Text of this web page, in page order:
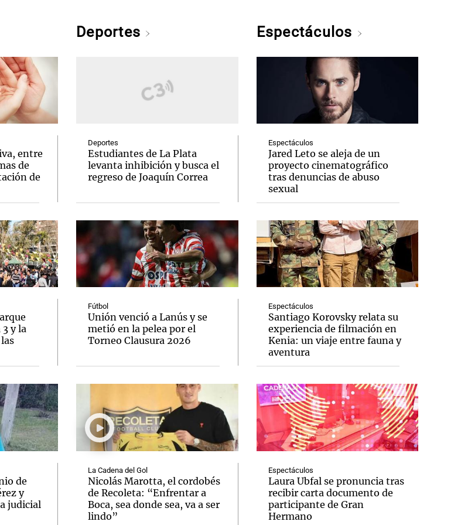
entre
de
de
y la
de
y
judicial
Deportes
Deportes
Estudiantes de La Plata
levanta inhibición y busca el
regreso de Joaquín Correa
Fútbol
Unión venció a Lanús y se
metió en la pelea por el
Torneo Clausura 2026
La Cadena del Gol
Nicolás Marotta, el cordobés
de Recoleta: “Enfrentar a
Boca, sea donde sea, va a ser
lindo”
Espectáculos
Espectáculos
Jared Leto se aleja de un
proyecto cinematográfico
tras denuncias de abuso
sexual
Espectáculos
Santiago Korovsky relata su
experiencia de filmación en
Kenia: un viaje entre fauna y
aventura
Espectáculos
Laura Ubfal se pronuncia tras
recibir carta documento de
participante de Gran
Hermano
El huracán de Arequito
Notas
Cadena 3 en Groenlandia
Notas